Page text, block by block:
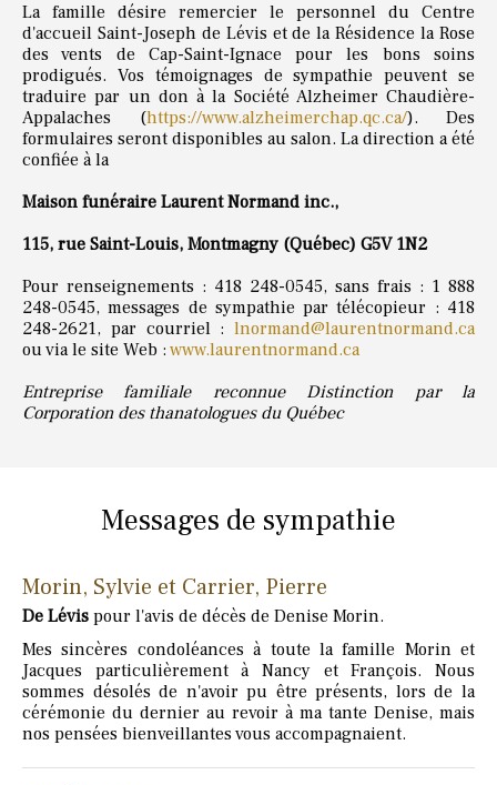
La famille désire remercier le personnel du Centre
d'accueil Saint-Joseph de Lévis et de la Résidence la Rose
des vents de Cap-Saint-Ignace pour les bons soins
prodigués. Vos témoignages de sympathie peuvent se
traduire par un don à la Société Alzheimer Chaudière-
Appalaches (https://www.alzheimerchap.qc.ca/). Des
formulaires seront disponibles au salon. La direction a été
confiée à la
Maison funéraire Laurent Normand inc.,
115, rue Saint-Louis, Montmagny (Québec) G5V 1N2
Pour renseignements : 418 248-0545, sans frais : 1 888
248-0545, messages de sympathie par télécopieur : 418
248-2621, par courriel : lnormand@laurentnormand.ca
ou via le site Web : www.laurentnormand.ca
Entreprise familiale reconnue Distinction par la
Corporation des thanatologues du Québec
Messages de sympathie
Morin, Sylvie et Carrier, Pierre
De Lévis pour l'avis de décès de Denise Morin.
Mes sincères condoléances à toute la famille Morin et
Jacques particulièrement à Nancy et François. Nous
sommes désolés de n'avoir pu être présents, lors de la
cérémonie du dernier au revoir à ma tante Denise, mais
nos pensées bienveillantes vous accompagnaient.